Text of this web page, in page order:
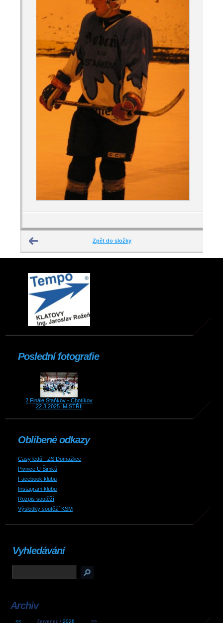
Zpět do složky
Poslední fotografie
2.Finále Staňkov - Chotíkov
22.3.2025 !MISTŘI!
Oblíbené odkazy
Časy ledů - ZS Domažlice
Pivnice U Šimků
Facebook klubu
Instagram klubu
Rozpis soutěží
Výsledky soutěží KSM
Vyhledávání
Archiv
<< červenec /2026 >>